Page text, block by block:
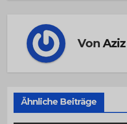
VonAziz
Ähnliche Beiträge